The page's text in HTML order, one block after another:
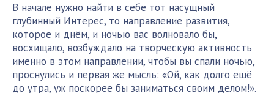
В начале нужно найти в себе тот насущный
глубинный Интерес, то направление развития,
которое и днём, и ночью вас волновало бы,
восхищало, возбуждало на творческую активность
именно в этом направлении, чтобы вы спали ночью,
проснулись и первая же мысль: «Ой, как долго ещё
до утра, уж поскорее бы заниматься своим делом!».